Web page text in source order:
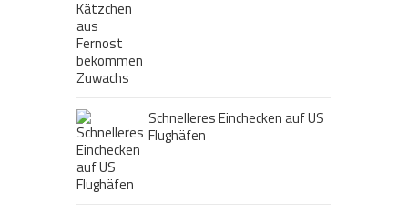
Schnelleres Einchecken auf US
Flughäfen